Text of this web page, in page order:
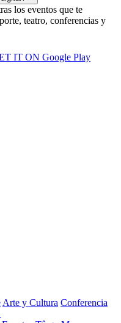
los eventos que te
teatro, conferencias y
IT ON Google Play
Arte y Cultura Conferencia